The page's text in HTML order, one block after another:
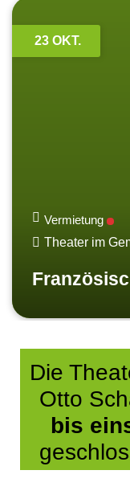
23 OKT.
Vermietung
Theater im
Die
Otto
bis
Ihnen